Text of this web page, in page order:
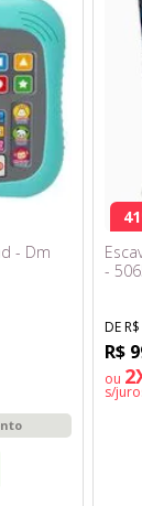
- Dm
-
DE
R$
ou
s/